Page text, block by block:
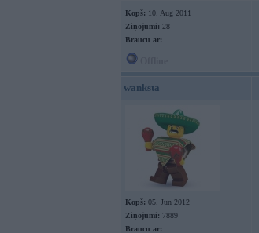
Kopš: 10. Aug 2011
Ziņojumi: 28
Braucu ar:
wanksta
Kopš: 05. Jun 2012
Ziņojumi: 7889
Braucu ar: